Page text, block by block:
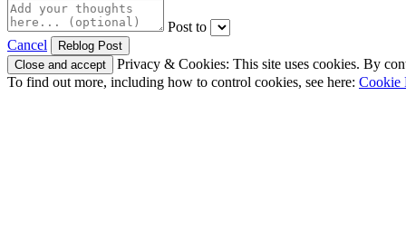
Post to
Cancel
Privacy & Cookies: This site uses cookies. By
To find out more, including how to control cookies, see here: Cookie